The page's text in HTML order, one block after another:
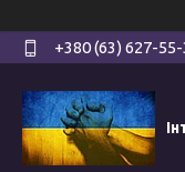
+380 (63) 627-